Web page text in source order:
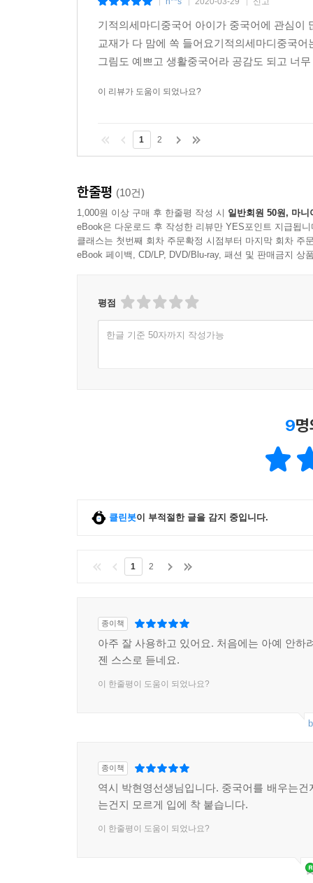
기적의세마디중국어 아이가 중국어에 관심이
교재가 다 맘에 쏙 들어요기적의세마디중국
그림도 예쁘고 생활중국어라 공감도 되고 너
이 리뷰가 도움이 되었나요?
1 2
한줄평 (10건)
1,000원 이상 구매 후 한줄평 작성 시 일반회원 50원, 마니
eBook은 다운로드 후 작성한 리뷰만 YES포인트 지급됩니
클래스는 첫번째 회차 주문확정 시점부터 마지막 회차 주
eBook 페이백, CD/LP, DVD/Blu-ray, 패션 및 판매금지 상
평점
한글 기준 50자까지 작성가능
9
클린봇이 부적절한 글을 감지 중입니다.
1 2
종이책
아주 잘 사용하고 있어요. 처음에는 아예 안하
젠 스스로 듣네요.
이 한줄평이 도움이 되었나요?
종이책
역시 박현영선생님입니다. 중국어를 배우는건
는건지 모르게 입에 착 붙습니다.
이 한줄평이 도움이 되었나요?